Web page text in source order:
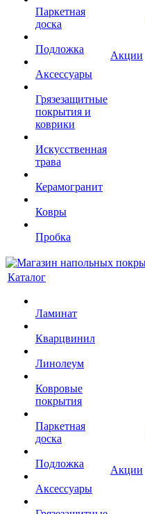
Паркетная
доска
Подложка
Аксессуары
Грязезащитные
покрытия и
коврики
Искусственная
трава
Керамогранит
Ковры
Пробка
Акции
Каталог
Ламинат
Кварцвинил
Линолеум
Ковровые
покрытия
Паркетная
доска
Подложка
Аксессуары
Акции